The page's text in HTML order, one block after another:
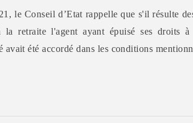
le Conseil d’Etat rappelle que s'il résulte
la retraite l'agent ayant épuisé ses droits
été accordé dans les conditions